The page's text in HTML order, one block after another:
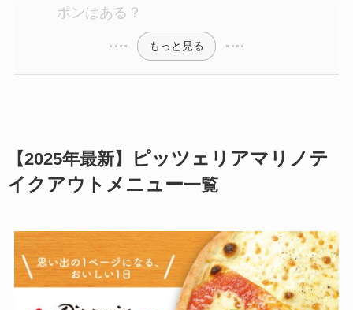
ポンはある？
もっと見る
【2025年最新】
ピッツェリアマリノテ
イクアウトメニュー一覧